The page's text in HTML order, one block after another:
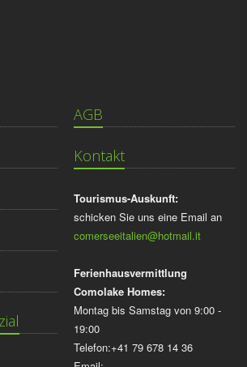
AGB
Kontakt
Tourismus-Auskunft:
schicken Sie uns eine Email an
comerseeitalien@hotmail.it
Ferienhausvermittlung
Comolake Homes:
Montag bis Samstag von 9:00 -
19:00
Telefon:+41 79 678 14 36